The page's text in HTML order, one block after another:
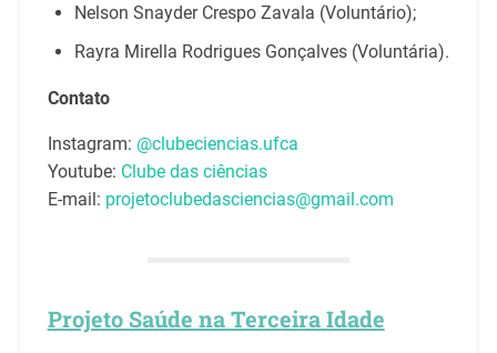
Nelson Snayder Crespo Zavala (Voluntário);
Rayra Mirella Rodrigues Gonçalves (Voluntária).
Contato
Instagram: @clubeciencias.ufca
Youtube: Clube das ciências
E-mail: projetoclubedasciencias@gmail.com
Projeto Saúde na Terceira Idade